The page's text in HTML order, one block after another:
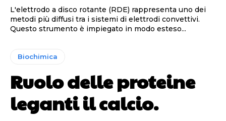
L'elettrodo a disco rotante (RDE) rappresenta uno dei
metodi più diffusi tra i sistemi di elettrodi convettivi.
Questo strumento è impiegato in modo esteso...
Biochimica
Ruolo delle proteine
leganti il calcio.